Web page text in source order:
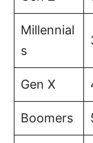
Millennial
s
Gen X
Boomers